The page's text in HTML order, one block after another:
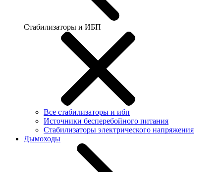
Стабилизаторы и ИБП
Все стабилизаторы и ибп
Источники бесперебойного питания
Стабилизаторы электрического напряжения
Дымоходы